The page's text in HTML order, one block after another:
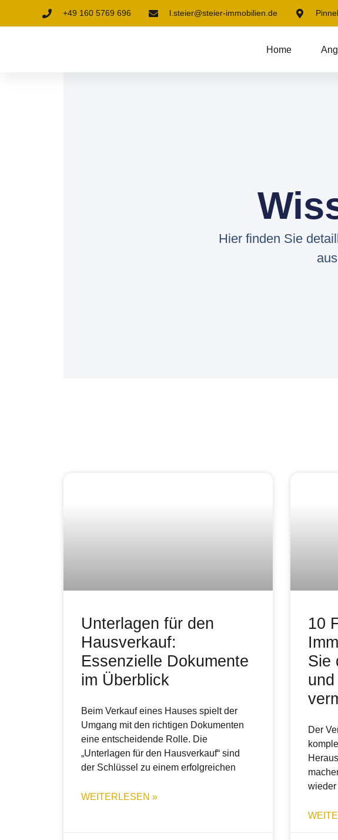
+49 160 5769 696 l.steier@steier-immobilien.de
Home
Hier finden Sie
Unterlagen für den
Hausverkauf:
Essenzielle Dokumente
im Überblick
Beim Verkauf eines Hauses spielt der
Umgang mit den richtigen Dokumenten
eine entscheidende Rolle. Die
„Unterlagen für den Hausverkauf“ sind
der Schlüssel zu einem erfolgreichen
WEITERLESEN »
10
Sie
Der
wieder